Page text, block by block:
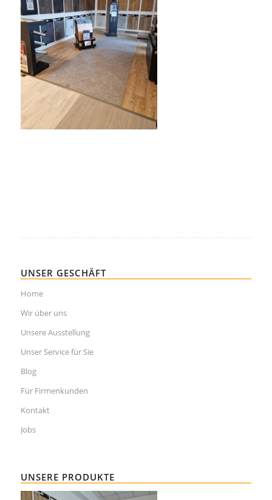
UNSER GESCHÄFT
Home
Wir über uns
Unsere Ausstellung
Unser Service für Sie
Blog
Für Firmenkunden
Kontakt
Jobs
UNSERE PRODUKTE